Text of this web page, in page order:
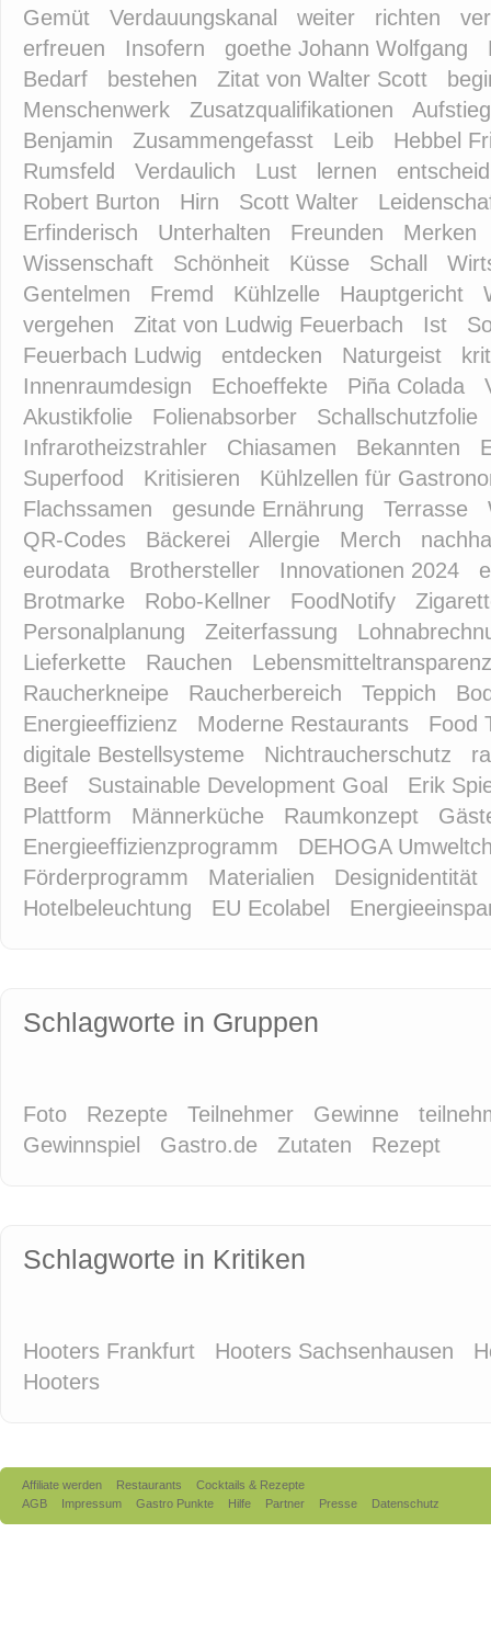
Gemüt
Verdauungskanal weiter richten
erfreuen
Insofern goethe Johann Wolfgang
Bedarf
bestehen Zitat von Walter Scott
Menschenwerk
Zusatzqualifikationen
Benjamin
Zusammengefasst Leib
Hebbel
Rumsfeld
Verdaulich Lust lernen
Robert Burton
Hirn Scott Walter
Erfinderisch
Unterhalten Freunden
Merken
Wissenschaft
Schönheit Küsse Schall
Gentelmen
Fremd Kühlzelle Hauptgericht
vergehen
Zitat von Ludwig Feuerbach Ist
Feuerbach Ludwig
entdecken Naturgeist
Innenraumdesign
Echoeffekte Piña Colada
Akustikfolie
Folienabsorber
Schallschutzfolie
Infrarotheizstrahler
Chiasamen Bekannten
Superfood
Kritisieren
Kühlzellen für
Flachssamen
gesunde Ernährung Terrasse
QR-Codes
Bäckerei Allergie Merch
eurodata
Brothersteller Innovationen 2024
Brotmarke
Robo-Kellner FoodNotify
Personalplanung
Zeiterfassung
Lieferkette
Rauchen
Lebensmitteltransparenz
Raucherkneipe
Raucherbereich Teppich
Energieeffizienz
Moderne Restaurants
Food
digitale Bestellsysteme
Nichtraucherschutz
Beef
Sustainable Development Goal
Erik
Plattform
Männerküche Raumkonzept
Energieeffizienzprogramm
DEHOGA
Förderprogramm
Materialien
Designidentität
Hotelbeleuchtung
EU Ecolabel
Schlagworte in Gruppen
Foto Rezepte Teilnehmer Gewinne
Gewinnspiel
Gastro.de Zutaten Rezept
Schlagworte in Kritiken
Hooters Frankfurt Hooters Sachsenhausen
Hooters
Affiliate werden Restaurants
Cocktails & Rezepte
AGB
Impressum Gastro Punkte Hilfe Partner Presse Datenschutz